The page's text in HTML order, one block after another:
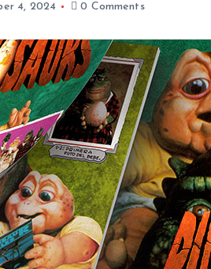
4, 2024 0 Comments